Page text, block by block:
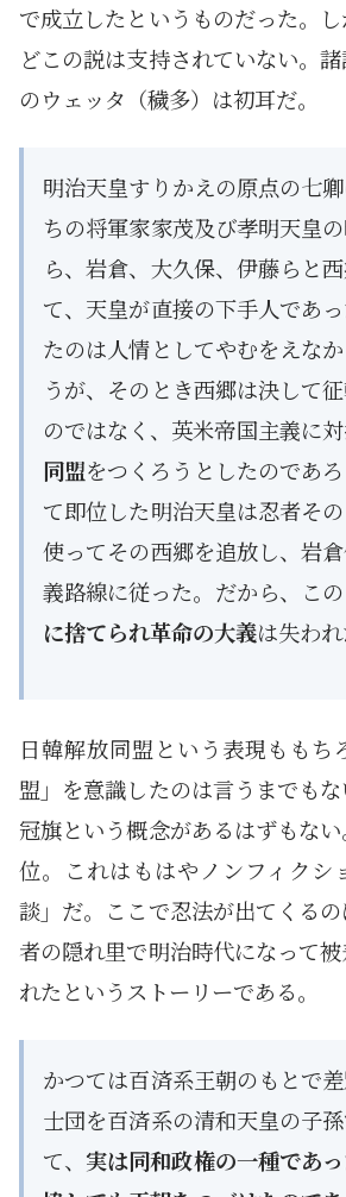
で成立したというものだった。
どこの説は支持されていない。
のウェッタ（穢多）は初耳だ。
明治天皇すりかえの原点の七
ちの将軍家家茂及び孝明天皇
ら、岩倉、大久保、伊藤らと
て、天皇が直接の下手人であ
たのは人情としてやむをえな
うが、そのとき西郷は決して
のではなく、英米帝国主義に
同盟をつくろうとしたのであ
て即位した明治天皇は忍者そ
使ってその西郷を追放し、岩
義路線に従った。だから、こ
に捨てられ革命の大義は失われ
日韓解放同盟という表現ももち
盟」を意識したのは言うまでも
冠旗という概念があるはずもな
位。これはもはやノンフィクシ
談」だ。ここで忍法が出てくる
者の隠れ里で明治時代になって
れたというストーリーである。
かつては百済系王朝のもとで
士団を百済系の清和天皇の子
て、 実は同和政権の一種であ